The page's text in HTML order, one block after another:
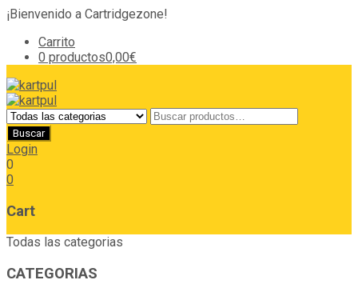
¡Bienvenido a Cartridgezone!
Carrito
0 productos0,00€
Login
0
0
Cart
Todas las categorias
CATEGORIAS